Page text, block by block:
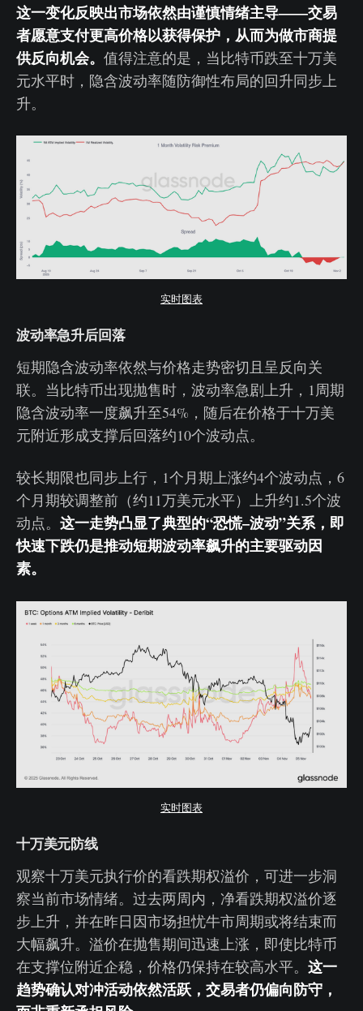
这一变化反映出市场依然由谨慎情绪主导——交易
者愿意支付更高价格以获得保护，从而为做市商提
供反向机会。 值得注意的是，当比特币跌至十万美
元水平时，隐含波动率随防御性布局的回升同步上
升。
实时图表
波动率急升后回落
短期隐含波动率依然与价格走势密切且呈反向关
联。当比特币出现抛售时，波动率急剧上升，1周期
隐含波动率一度飙升至54%，随后在价格于十万美
元附近形成支撑后回落约10个波动点。
较长期限也同步上行，1个月期上涨约4个波动点，6
个月期较调整前（约11万美元水平）上升约1.5个波
动点。 这一走势凸显了典型的“恐慌–波动”关系，即
快速下跌仍是推动短期波动率飙升的主要驱动因
素。
实时图表
十万美元防线
观察十万美元执行价的看跌期权溢价，可进一步洞
察当前市场情绪。过去两周内，净看跌期权溢价逐
步上升，并在昨日因市场担忧牛市周期或将结束而
大幅飙升。溢价在抛售期间迅速上涨，即使比特币
在支撑位附近企稳，价格仍保持在较高水平。 这一
趋势确认对冲活动依然活跃，交易者仍偏向防守，